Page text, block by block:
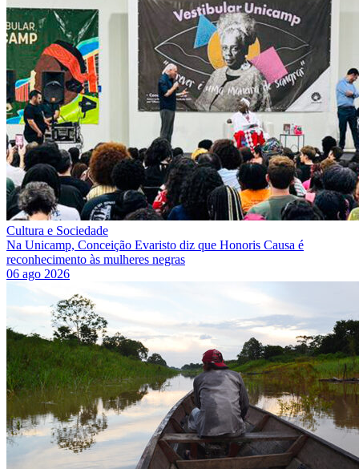
Cultura e Sociedade
Na Unicamp, Conceição Evaristo diz que Honoris Causa é
reconhecimento às mulheres negras
06 ago 2026